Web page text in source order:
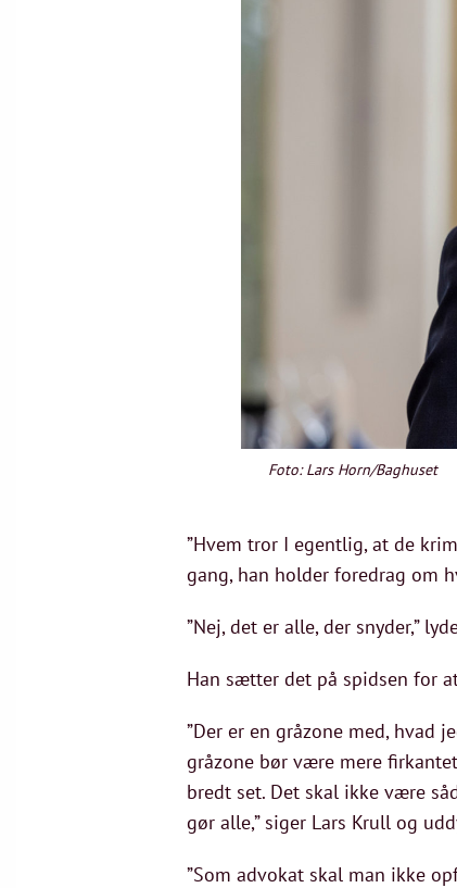
Foto: Lars Horn/Baghuset
”Hvem tror I egentlig, at de
gang, han holder foredrag om
”Nej, det er alle, der snyder,”
Han sætter det på spidsen for
”Der er en gråzone med, hvad
gråzone bør være mere
bredt set. Det skal ikke være
gør alle,” siger Lars Krull og
”Som advokat skal man ikke